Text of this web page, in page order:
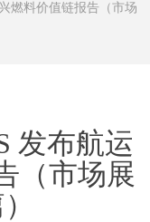
发布航运
（市场展
燃料价值链报告（市场